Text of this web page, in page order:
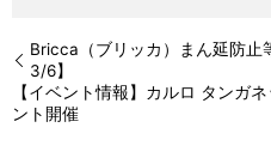
Bricca（ブリッカ）まん延防止
3/6】
【イベント情報】カルロ タンガ
ント開催